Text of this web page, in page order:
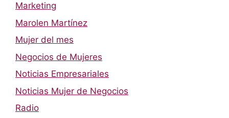
Marketing
Marolen Martínez
Mujer del mes
Negocios de Mujeres
Noticias Empresariales
Noticias Mujer de Negocios
Radio